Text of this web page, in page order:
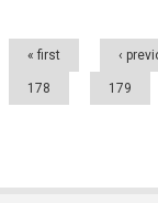
Pages
« first ‹
178 179